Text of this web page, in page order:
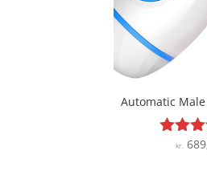
Automatic
kr.